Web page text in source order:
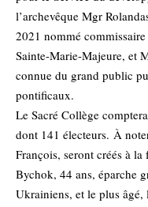
l’archevêque Mgr
2021 nommé
Sainte-Marie-Majeure, et
connue du grand public
pontificaux.
Le Sacré Collège
dont 141 électeurs. À
François, seront créés à
Bychok, 44 ans, éparche
Ukrainiens, et le plus